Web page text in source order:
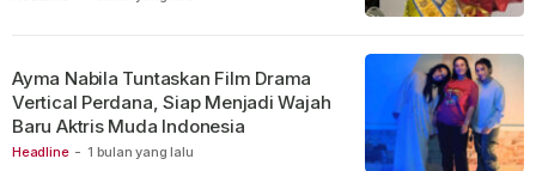
Headline - 1 bulan yang lalu
Ayma Nabila Tuntaskan Film Drama
Vertical Perdana, Siap Menjadi Wajah
Baru Aktris Muda Indonesia